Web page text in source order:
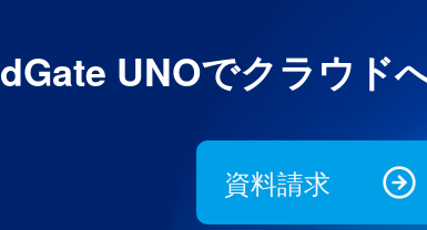
UNOでクラウド
資料請求